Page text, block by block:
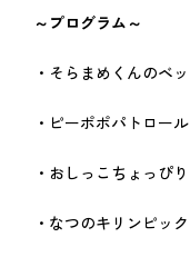
～プログラム～
・そらまめくんのベ
・ピーポポパトロール
・おしっこちょっぴ
・なつのキリンピック